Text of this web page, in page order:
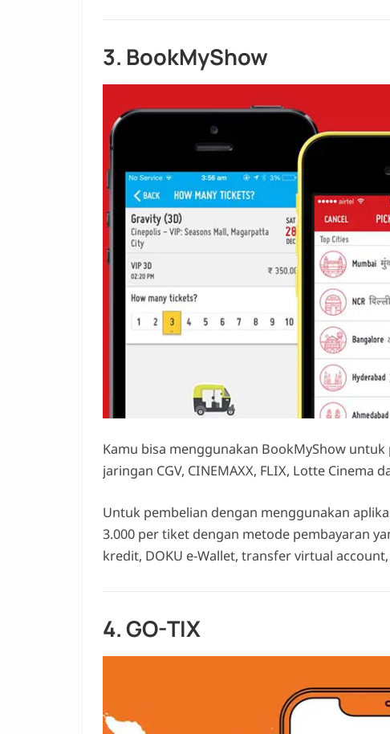
3. BookMyShow
Kamu bisa menggunakan BookMyShow
jaringan CGV, CINEMAXX, FLIX, Lotte Cinema
Untuk pembelian dengan menggunakan
3.000 per tiket dengan metode pembayaran
kredit, DOKU e-Wallet, transfer virtual
4. GO-TIX